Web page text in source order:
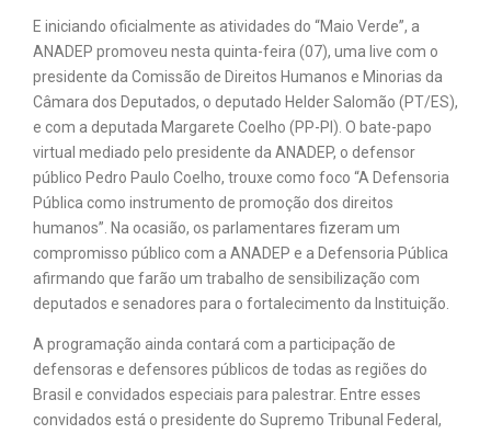
E iniciando oficialmente as atividades do “Maio Verde”, a
ANADEP promoveu nesta quinta-feira (07), uma live com o
presidente da Comissão de Direitos Humanos e Minorias da
Câmara dos Deputados, o deputado Helder Salomão (PT/ES),
e com a deputada Margarete Coelho (PP-PI). O bate-papo
virtual mediado pelo presidente da ANADEP, o defensor
público Pedro Paulo Coelho, trouxe como foco “A Defensoria
Pública como instrumento de promoção dos direitos
humanos”. Na ocasião, os parlamentares fizeram um
compromisso público com a ANADEP e a Defensoria Pública
afirmando que farão um trabalho de sensibilização com
deputados e senadores para o fortalecimento da Instituição.
A programação ainda contará com a participação de
defensoras e defensores públicos de todas as regiões do
Brasil e convidados especiais para palestrar. Entre esses
convidados está o presidente do Supremo Tribunal Federal,